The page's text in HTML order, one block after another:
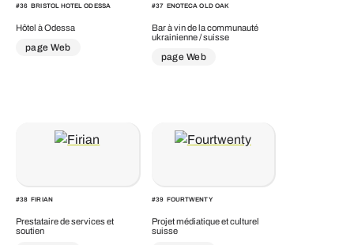
#36 BRISTOL HOTEL ODESSA
Hôtel à Odessa
page Web
#37 ENOTECA OLD OAK
Bar à vin de la communauté
ukrainienne / suisse
page Web
#38 FIRIAN
Prestataire de services et
soutien
#39 FOURTWENTY
Projet médiatique et culturel
suisse